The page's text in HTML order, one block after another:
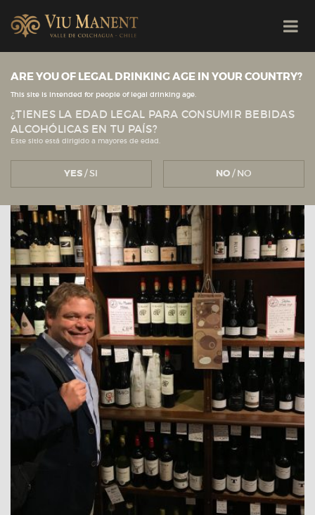
Veja todas as novidades
Viu Manent
ARE YOU OF LEGAL DRINKING AGE IN YOUR COUNTRY?
This site is intended for people of legal drinking age.
¿TIENES LA EDAD LEGAL PARA CONSUMIR BEBIDAS
ALCOHÓLICAS EN TU PAÍS?
Este sitio está dirigido a mayores de edad.
YES/ SI NO/ NO